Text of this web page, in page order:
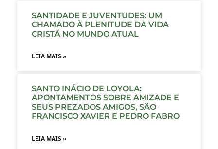
SANTIDADE E JUVENTUDES: UM
CHAMADO À PLENITUDE DA VIDA
CRISTÃ NO MUNDO ATUAL
LEIA MAIS »
SANTO INÁCIO DE LOYOLA:
APONTAMENTOS SOBRE AMIZADE E
SEUS PREZADOS AMIGOS, SÃO
FRANCISCO XAVIER E PEDRO FABRO
LEIA MAIS »